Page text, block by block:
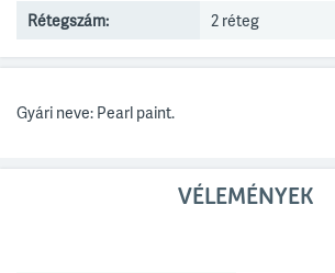
Rétegszám:
2 réteg
Gyári neve: Pearl paint.
VÉLEMÉNYEK